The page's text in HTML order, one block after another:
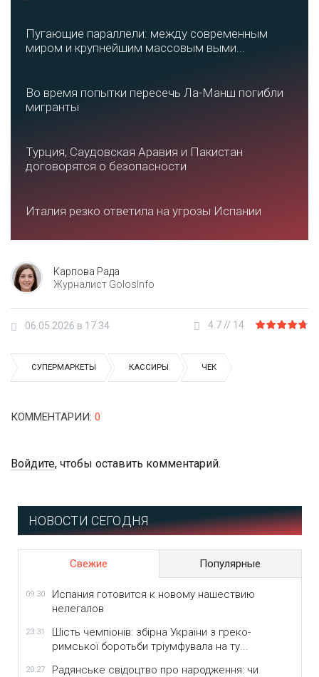
Пугающие параллели: между современным
миром и крупнейшим массовым выми...
Во время попытки пересечь Ла-Манш погибли
мигранты
Турция, Саудовская Аравия и Пакистан
договорятся о безопасности
Италия резко ответила на угрозы Испании
Карпова Рада
Журналист GolosInfo
06.05.2026 в 17:34 4.7 // 14
СУПЕРМАРКЕТЫ КАССИРЫ ЧЕК
КОММЕНТАРИИ: 0
Войдите, чтобы оставить комментарий.
НОВОСТИ СЕГОДНЯ
Свежие Популярные
09:30
Испания готовится к новому нашествию
нелегалов
23:31
Шість чемпіонів: збірна України з греко-
римської боротьби тріумфувала на ту...
20:27
Радянське свідоцтво про народження: чи